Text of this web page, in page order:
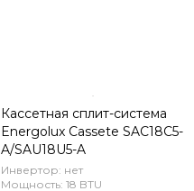
Кассетная сплит-система
Energolux Cassete SAC18С5-
A/SAU18U5-A
Инвертор: нет
Мощность: 18 BTU